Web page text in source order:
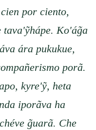
por ciento,
Ko'ág̃a
ára pukukue,
porã.
kyre'ỹ, heta
iporãva ha
g̃uarã. Che